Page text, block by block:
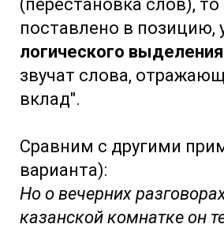
(перестановка слов), то
поставлено в позицию,
логического выделения
звучат слова,
вклад".
Сравним с другими
варианта):
Но о вечерних
казанской комнатке он